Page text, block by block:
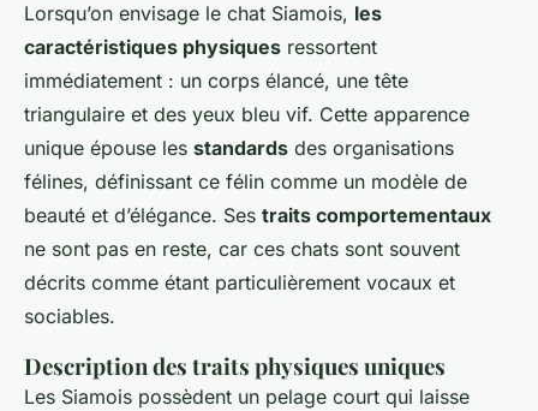
Lorsqu’on envisage le chat Siamois, les
caractéristiques physiques ressortent
immédiatement : un corps élancé, une tête
triangulaire et des yeux bleu vif. Cette apparence
unique épouse les standards des organisations
félines, définissant ce félin comme un modèle de
beauté et d’élégance. Ses traits comportementaux
ne sont pas en reste, car ces chats sont souvent
décrits comme étant particulièrement vocaux et
sociables.
Description des traits physiques uniques
Les Siamois possèdent un pelage court qui laisse